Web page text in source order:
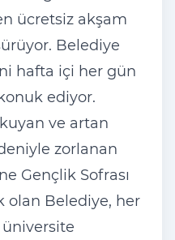
ücretsiz akşam
Belediye
hafta içi her gün
ediyor.
ve artan
zorlanan
Gençlik Sofrası
olan Belediye, her